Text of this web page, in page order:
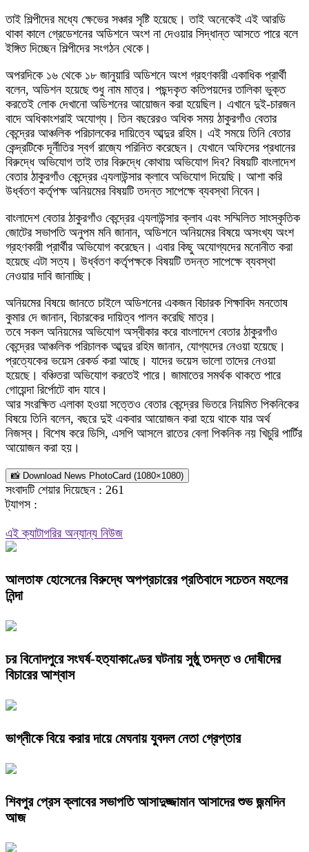
তাই শিল্পীদের মধ্যে ক্ষেভের সঞ্চার সৃষ্টি হয়েছে। তাই অনেকেই এই আরডি
থাকা কালে গ্রেডেশনের অডিশনে অংশ না দেওয়ার সিদ্ধান্ত আসতে পারে বলে
ইঙ্গিত দিচ্ছেন শিল্পীদের সংগঠন থেকে।
অপরদিকে ১৬ থেকে ১৮ জানুয়ারি অডিশনে অংশ গ্রহণকারী একাধিক প্রার্থী
বলেন, অডিশন হয়েছে শুধু নাম মাত্র। পছন্দকৃত কতিপয়দের তালিকা ভুক্ত
করতেই লোক দেখানো অডিশনের আয়োজন করা হয়েছিল। এখানে দুই-চারজন
বাদে অধিকাংশরাই অযোগ্য। তিন বছরেরও অধিক সময় ঠাকুরগাঁও বেতার
কেন্দ্রের আঞ্চলিক পরিচালকের দায়িত্বে আব্দুর রহিম। এই সময়ে তিনি বেতার
কেন্দ্রটিকে দূর্নীতির স্বর্গ রাজ্যে পরিনিত করেছেন। যেখানে অফিসের প্রধানের
বিরুদ্ধে অভিযোগ তাই তার বিরুদ্ধে কোথায় অভিযোগ দিব? বিষয়টি বাংলাদেশ
বেতার ঠাকুরগাঁও কেন্দ্রের এ্যলাউন্সার ক্লাবে অভিযোগ দিয়েছি। আশা করি
উর্ধ্বতণ কর্তৃপক্ষ অনিয়মের বিষয়টি তদন্ত সাপেক্ষে ব্যবস্থা নিবেন।
বাংলাদেশ বেতার ঠাকুরগাঁও কেন্দ্রের এ্যলাউন্সার ক্লাব এবং সম্মিলিত সাংস্কৃতিক
জোটের সভাপতি অনুপম মনি জানান, অডিশনে অনিয়মের বিষয়ে অসংখ্য অংশ
গ্রহণকারী প্রার্থীর অভিযোগ করেছেন। এবার কিছু অযোগ্যদের মনোনীত করা
হয়েছে এটা সত্য। উর্ধ্বতণ কর্তৃপক্ষকে বিষয়টি তদন্ত সাপেক্ষে ব্যবস্থা
নেওয়ার দাবি জানাচ্ছি।
অনিয়মের বিষয়ে জানতে চাইলে অডিশনের একজন বিচারক শিক্ষাবিদ মনতোষ
কুমার দে জানান, বিচারকের দায়িত্ব পালন করেছি মাত্র।
তবে সকল অনিয়মের অভিযোগ অস্বীকার করে বাংলাদেশ বেতার ঠাকুরগাঁও
কেন্দ্রের আঞ্চলিক পরিচালক আব্দুর রহিম জানান, যোগ্যদের নেওয়া হয়েছে।
প্রত্যেকের ভয়েস রেকর্ড করা আছে। যাদের ভয়েস ভালো তাদের নেওয়া
হয়েছে। বঞ্চিতরা অভিযোগ করতেই পারে। জামাতের সমর্থক থাকতে পারে
গোয়েন্দা রির্পোটে বাদ যাবে।
আর সংরক্ষিত এলাকা হওয়া সত্তেও বেতার কেন্দ্রের ভিতরে নিয়মিত পিকনিকের
বিষয়ে তিনি বলেন, বছরে দুই একবার আয়োজন করা হয়ে থাকে যার অর্থ
নিজস্ব। বিশেষ করে ডিসি, এসপি আসলে রাতের বেলা পিকনিক নয় খিচুরি পার্টির
আয়োজন করা হয়।
📸 Download News PhotoCard (1080×1080)
সংবাদটি শেয়ার দিয়েছেন : 261
ট্যাগস :
এই ক্যাটাগরির অন্যান্য নিউজ
আলতাফ হোসেনের বিরুদ্ধে অপপ্রচারের প্রতিবাদে সচেতন মহলের
নিন্দা
চর বিনোদপুরে সংঘর্ষ-হত্যাকাণ্ডের ঘটনায় সুষ্ঠু তদন্ত ও দোষীদের
বিচারের আশ্বাস
ভাগ্নীকে বিয়ে করার দায়ে মেঘনায় যুবদল নেতা গ্রেপ্তার
শিবপুর প্রেস ক্লাবের সভাপতি আসাদুজ্জামান আসাদের শুভ জন্মদিন
আজ